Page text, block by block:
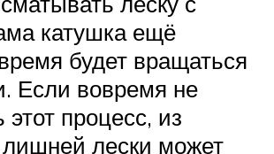
катушка ещё
будет вращаться
Если вовремя не
этот процесс, из
лески может